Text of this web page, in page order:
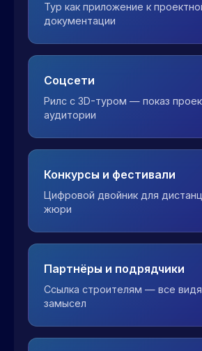
Тур как приложение к
документации
Соцсети
Рилс с 3D-туром — показ
аудитории
Конкурсы и фестивали
Цифровой двойник для
жюри
Партнёры и подрядчики
Ссылка строителям — все
замысел